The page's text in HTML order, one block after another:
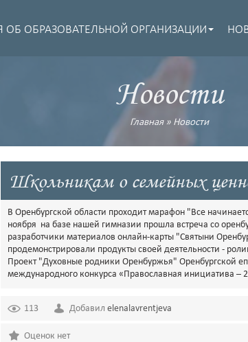
ОБ ОБРАЗОВАТЕЛЬНОЙ ОРГАНИЗАЦИИ
Новости
Главная» Новости
Школьникам о семейных
В Оренбургской области проходит марафон "Все
ноября на базе нашей гимназии прошла встреча со
разработчики материалов онлайн-карты "Святыни
продемонстрировали продукты своей деятельности -
Проект "Духовные родники Оренбуржья" Оренбургской
международного конкурса «Православная инициатива –
113 Добавил elenalavrentjeva
Оценок нет